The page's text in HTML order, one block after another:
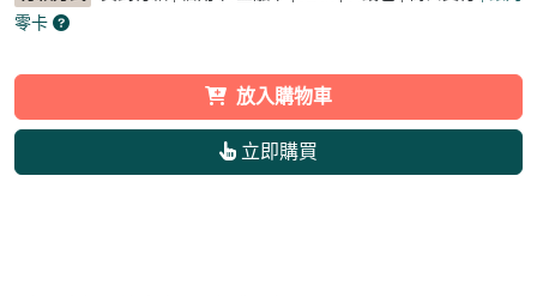
零卡
放入購物車
立即購買